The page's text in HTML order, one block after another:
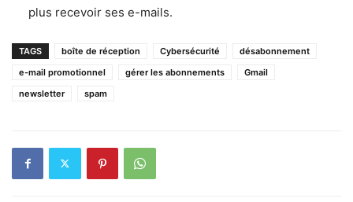
plus recevoir ses e-mails.
TAGS boîte de réception Cybersécurité
désabonnement
e-mail promotionnel
gérer les abonnements
Gmail
newsletter
spam